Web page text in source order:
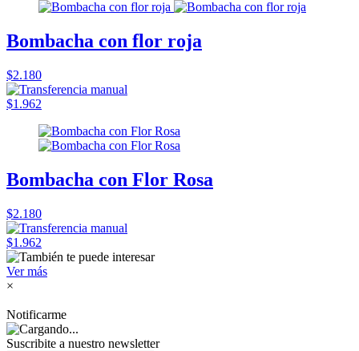
Bombacha con flor roja
$2.180
$1.962
Bombacha con Flor Rosa
$2.180
$1.962
Ver más
×
Notificarme
Suscribite a nuestro newsletter